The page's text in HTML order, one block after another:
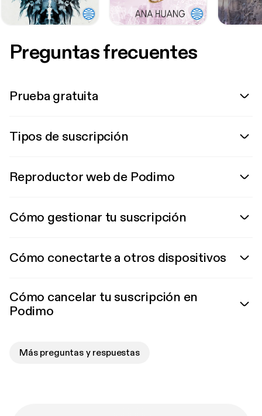
Preguntas frecuentes
Prueba gratuita
Tipos de suscripción
Reproductor web de Podimo
Cómo gestionar tu suscripción
Cómo conectarte a otros dispositivos
Cómo cancelar tu suscripción en
Podimo
Más preguntas y respuestas